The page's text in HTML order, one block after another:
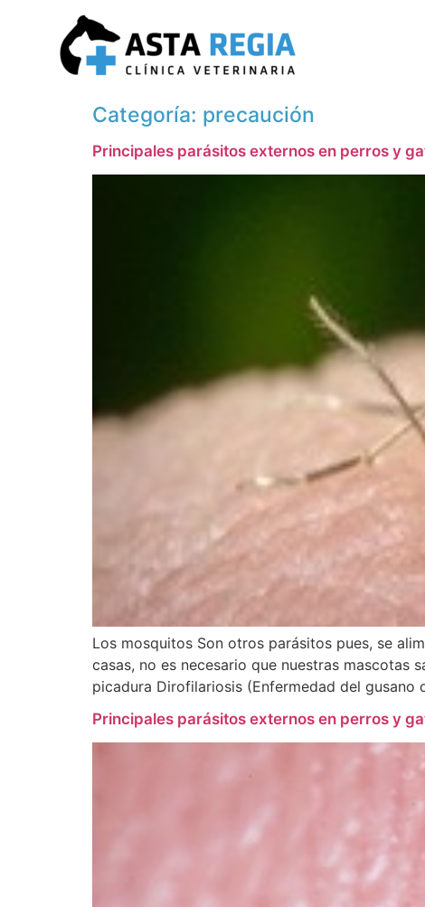
Categoría: precaución
Principales parásitos externos en perros y
Los mosquitos Son otros parásitos pues, se
casas, no es necesario que nuestras mascotas
picadura Dirofilariosis (Enfermedad del
Principales parásitos externos en perros y